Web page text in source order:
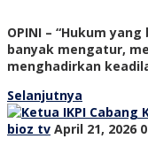
OPINI – “Hukum
banyak mengatur,
menghadirkan
Selanjutnya
bioz tv April 21, 2026 0